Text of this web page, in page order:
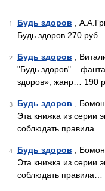
1 Будь здоров ,
Будь здоров 270 руб
2 Будь здоров ,
"Будь здоров" –
здоров», жанр… 190
3 Будь здоров ,
Эта книжка из серии
соблюдать правила…
4 Будь здоров ,
Эта книжка из серии
соблюдать правила…